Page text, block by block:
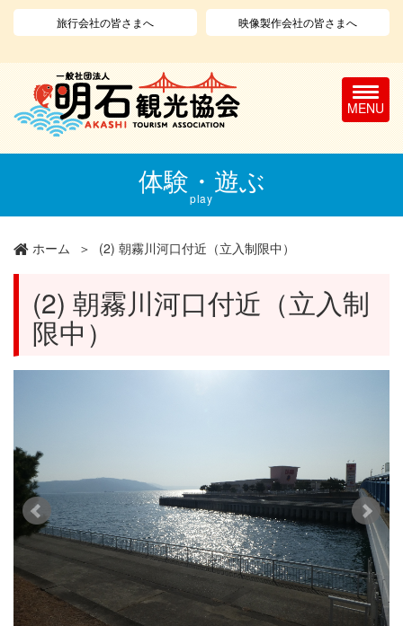
コ
旅行会社の皆さまへ 映像製作会社の皆さまへ
T
o
g
g
a
a
体験・遊ぶ
play
ホーム (2) 朝霧川河口付近（立入制限中）
(2) 朝霧川河口付近（立入制
限中）